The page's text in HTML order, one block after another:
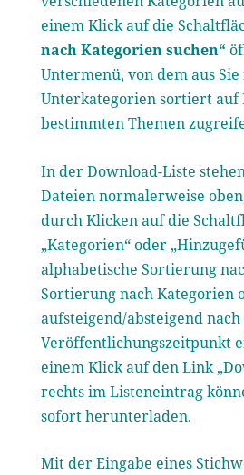
einem Klick auf die
nach Kategorien suchen“
Untermenü, von dem aus Sie
Unterkategorien sortiert auf
bestimmten Themen
In der Download-Liste
Dateien normalerweise
durch Klicken auf die
„Kategorien“ oder
alphabetische Sortierung
Sortierung nach Kategorien
aufsteigend/absteigend nach
Veröffentlichungszeitpunkt
einem Klick auf den Link
rechts im Listeneintrag
sofort herunterladen.
Mit der Eingabe eines